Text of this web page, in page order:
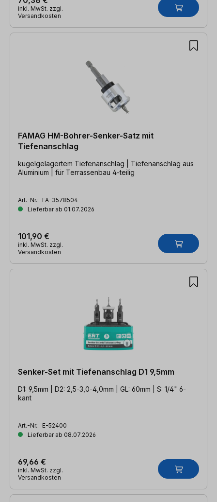
inkl. MwSt. zzgl.
Versandkosten
FAMAG HM-Bohrer-Senker-Satz mit
Tiefenanschlag
kugelgelagertem Tiefenanschlag | Tiefenanschlag aus
Aluminium | für Terrassenbau 4-teilig
Art.-Nr.: FA-3578504
Lieferbar ab 01.07.2026
101,90 €
inkl. MwSt. zzgl.
Versandkosten
Senker-Set mit Tiefenanschlag D1 9,5mm
D1: 9,5mm | D2: 2,5-3,0-4,0mm | GL: 60mm | S: 1/4" 6-
kant
Art.-Nr.: E-52400
Lieferbar ab 08.07.2026
69,66 €
inkl. MwSt. zzgl.
Versandkosten